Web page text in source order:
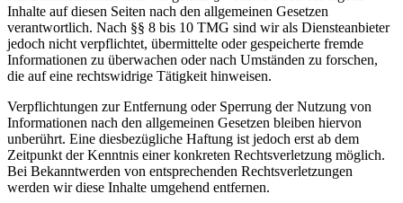
Inhalte auf diesen Seiten nach den allgemeinen Gesetzen
verantwortlich. Nach §§ 8 bis 10 TMG sind wir als Diensteanbieter
jedoch nicht verpflichtet, übermittelte oder gespeicherte fremde
Informationen zu überwachen oder nach Umständen zu forschen,
die auf eine rechtswidrige Tätigkeit hinweisen.
Verpflichtungen zur Entfernung oder Sperrung der Nutzung von
Informationen nach den allgemeinen Gesetzen bleiben hiervon
unberührt. Eine diesbezügliche Haftung ist jedoch erst ab dem
Zeitpunkt der Kenntnis einer konkreten Rechtsverletzung möglich.
Bei Bekanntwerden von entsprechenden Rechtsverletzungen
werden wir diese Inhalte umgehend entfernen.